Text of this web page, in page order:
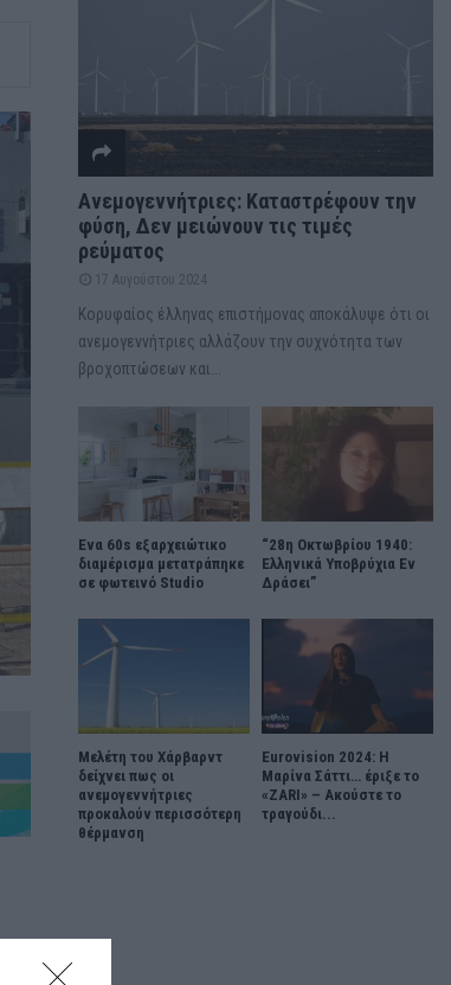
Ανεμογεννήτριες: Καταστρέφουν την
φύση, Δεν μειώνουν τις τιμές
ρεύματος
17 Αυγούστου 2024
Κορυφαίος έλληνας επιστήμονας αποκάλυψε ότι οι
ανεμογεννήτριες αλλάζουν την συχνότητα των
βροχοπτώσεων και...
Ένα 60s εξαρχειώτικο
διαμέρισμα μετατράπηκε
σε φωτεινό Studio
“28η Οκτωβρίου 1940:
Ελληνικά Υποβρύχια Εν
Δράσει”
Μελέτη του Χάρβαρντ
δείχνει πως οι
ανεμογεννήτριες
προκαλούν περισσότερη
θέρμανση
Eurovision 2024: Η
Μαρίνα Σάττι… έριξε το
«ZARI» – Ακούστε το
τραγούδι...